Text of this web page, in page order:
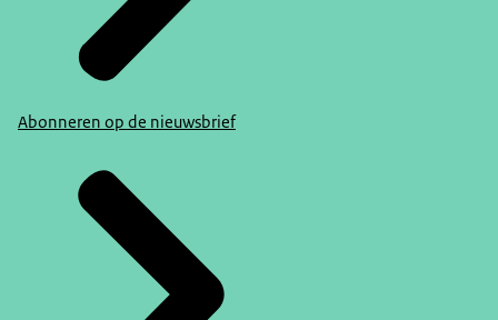
Abonneren op de nieuwsbrief